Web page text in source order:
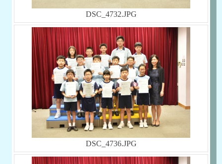
DSC_4732.JPG
DSC_4736.JPG